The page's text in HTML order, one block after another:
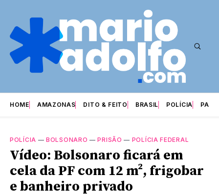
HOME AMAZONAS DITO & FEITO BRASIL POLÍCIA
POLÍCIA —BOLSONARO —PRISÃO — POLÍCIA FEDERAL
Vídeo: Bolsonaro ficará em
cela da PF com 12 m², frigobar
e banheiro privado